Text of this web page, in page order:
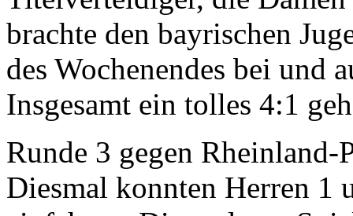
brachte den bayrischen
des Wochenendes bei und
Insgesamt ein tolles 4:1
Runde 3 gegen Rheinland-
Diesmal konnten Herren 1